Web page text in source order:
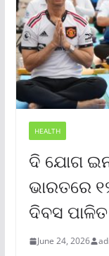
HEALTH
ଦି ଯୋଗ
ଭାରତରେ
ଦିବସ ପାଳିତ
June 24, 2026